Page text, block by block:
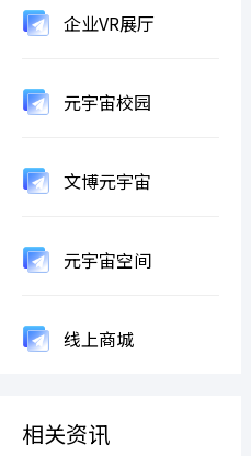
企业VR展厅
元宇宙校园
文博元宇宙
元宇宙空间
线上商城
相关资讯